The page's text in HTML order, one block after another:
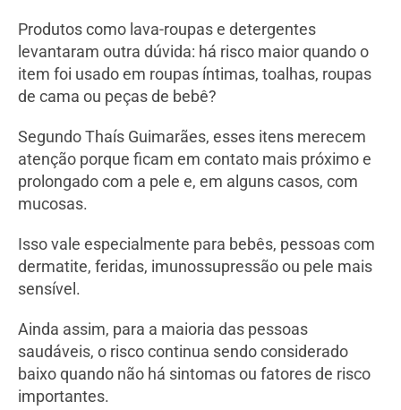
Produtos como lava-roupas e detergentes
levantaram outra dúvida: há risco maior quando o
item foi usado em roupas íntimas, toalhas, roupas
de cama ou peças de bebê?
Segundo Thaís Guimarães, esses itens merecem
atenção porque ficam em contato mais próximo e
prolongado com a pele e, em alguns casos, com
mucosas.
Isso vale especialmente para bebês, pessoas com
dermatite, feridas, imunossupressão ou pele mais
sensível.
Ainda assim, para a maioria das pessoas
saudáveis, o risco continua sendo considerado
baixo quando não há sintomas ou fatores de risco
importantes.